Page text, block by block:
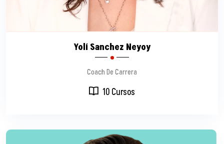
Yolí Sanchez Neyoy
Coach De Carrera
10 Cursos